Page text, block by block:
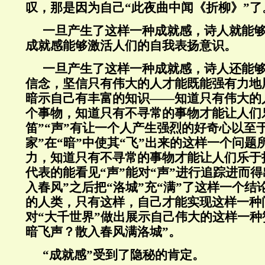
叹，那是因为自己“此夜曲中闻《折柳》”了
一旦产生了这样一种成就感，诗人就能
成就感能够激活人们的自我表扬意识。
一旦产生了这样一种成就感，诗人还能
信念，坚信只有伟大的人才能既能强有力
暗示自己有丰富的知识——知道只有伟大的
个事物，知道只有不寻常的事物才能让人
笛”“声”有让一个人产生强烈的好奇心以至
家”在“暗”中使其“飞”出来的这样一个问题
力，知道只有不寻常的事物才能让人们乐
代表的能看见“声”能对“声”进行追踪进而
入春风”之后把“洛城”充“满”了这样一个结
的人类，只有这样，自己才能实现这样一
对“大千世界”做出展示自己伟大的这样一
暗飞声？散入春风满洛城”。
“成就感”受到了隐秘的肯定。